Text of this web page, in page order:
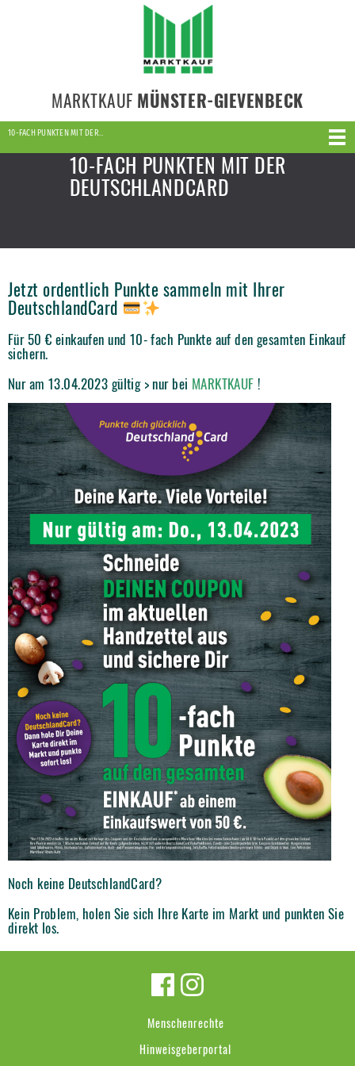
MARKTKAUF MÜNSTER-GIEVENBECK
10-FACH PUNKTEN MIT DER…
10-FACH PUNKTEN MIT DER
DEUTSCHLANDCARD
Jetzt ordentlich Punkte sammeln mit Ihrer
DeutschlandCard
Für 50 € einkaufen und 10- fach Punkte auf den gesamten Einkauf
sichern.
Nur am 13.04.2023 gültig > nur bei MARKTKAUF !
Noch keine DeutschlandCard?
Kein Problem, holen Sie sich Ihre Karte im Markt und punkten Sie
direkt los.
Menschenrechte
Hinweisgeberportal